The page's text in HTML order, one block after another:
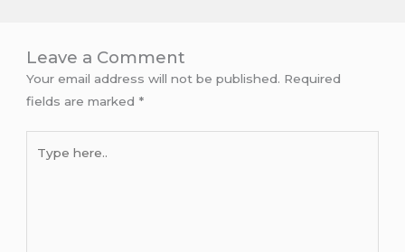
Leave a Comment
Your email address will not be published. Required
fields are marked *
here..